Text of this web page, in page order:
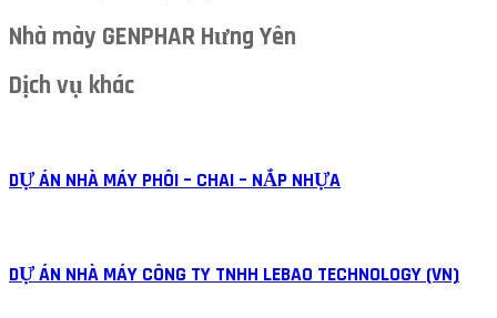
Nhà mày GENPHAR Hưng Yên
Dịch vụ khác
DỰ ÁN NHÀ MÁY PHÔI – CHAI – NẮP NHỰA
DỰ ÁN NHÀ MÁY CÔNG TY TNHH LEBAO TECHNOLOGY (VN)